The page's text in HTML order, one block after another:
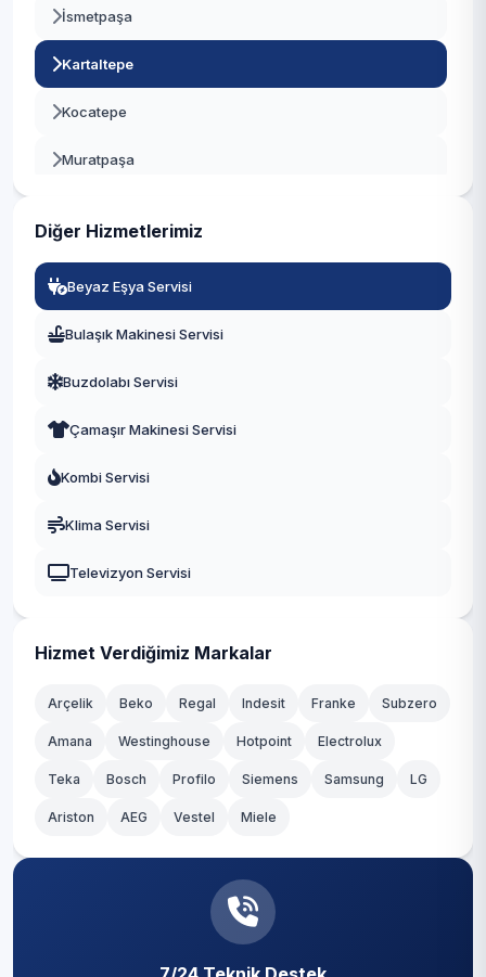
Beykoz
Beylikdüzü
Beyoğlu
Büyükçekmece
Çekmeköy
Esenler
Kağıthane
Kartal
Küçükçekmece
İsmetpaşa
Kartaltepe
Kocatepe
Muratpaşa
Diğer Hizmetlerimiz
Beyaz Eşya Servisi
Bulaşık Makinesi Servisi
Buzdolabı Servisi
Çamaşır Makinesi Servisi
Kombi Servisi
Klima Servisi
Televizyon Servisi
Hizmet Verdiğimiz Markalar
Arçelik Beko Regal Indesit Franke Subzero
Amana Westinghouse Hotpoint Electrolux
Teka Bosch Profilo Siemens Samsung LG
Ariston AEG Vestel Miele